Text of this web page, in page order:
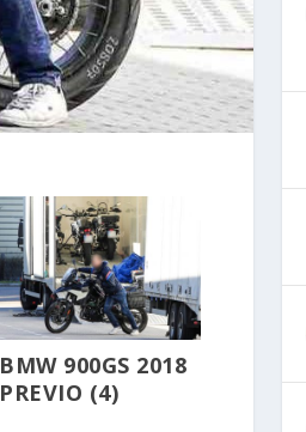
BMW 900GS 2018
PREVIO (4)